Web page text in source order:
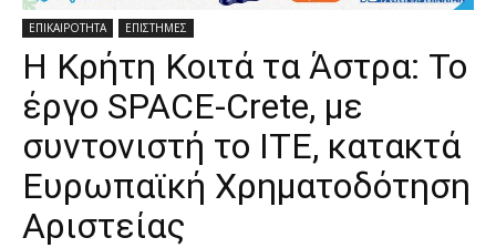
ΕΠΙΚΑΙΡΟΤΗΤΑ ΕΠΙΣΤΗΜΕΣ
Η Κρήτη Κοιτά τα Άστρα: Το
έργο SPACE-Crete, με
συντονιστή το ΙΤΕ, κατακτά
Ευρωπαϊκή Χρηματοδότηση
Αριστείας